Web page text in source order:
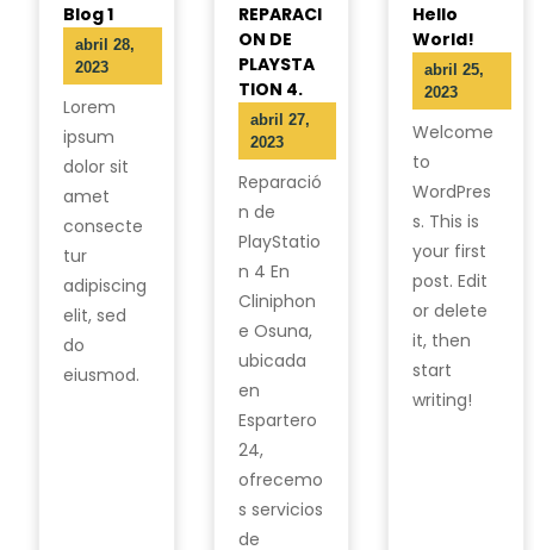
Blog 1
abril 28,
2023
Lorem
ipsum
dolor sit
amet
consecte
tur
adipiscing
elit, sed
do
eiusmod.
REPARACI
ON DE
PLAYSTA
TION 4.
abril 27,
2023
Reparació
n de
PlayStatio
n 4 En
Cliniphon
e Osuna,
ubicada
en
Espartero
24,
ofrecemo
s servicios
de
Hello
World!
abril 25,
2023
Welcome
to
WordPres
s. This is
your first
post. Edit
or delete
it, then
start
writing!